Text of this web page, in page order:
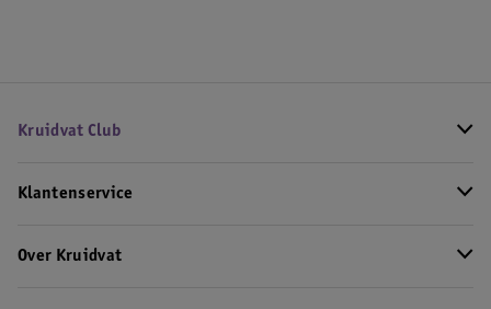
Kruidvat Club
Klantenservice
Over Kruidvat